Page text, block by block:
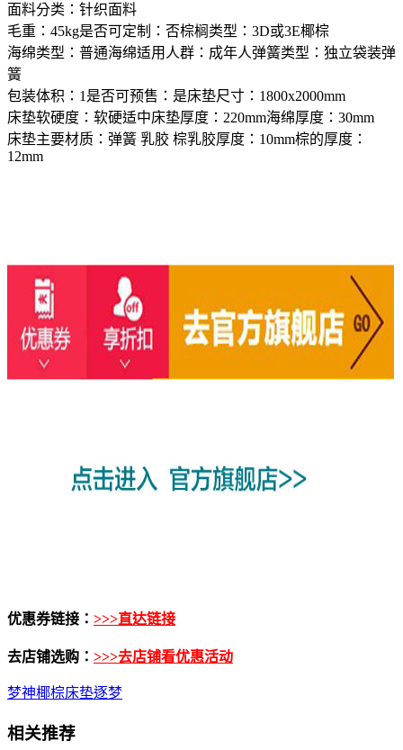
面料分类：针织面料
毛重：45kg是否可定制：否棕榈类型：3D或3E椰棕
海绵类型：普通海绵适用人群：成年人弹簧类型：独立袋装弹
簧
包装体积：1是否可预售：是床垫尺寸：1800x2000mm
床垫软硬度：软硬适中床垫厚度：220mm海绵厚度：30mm
床垫主要材质：弹簧 乳胶 棕乳胶厚度：10mm棕的厚度：
12mm
优惠券链接： >>>直达链接
去店铺选购： >>>去店铺看优惠活动
梦神椰棕床垫逐梦
相关推荐